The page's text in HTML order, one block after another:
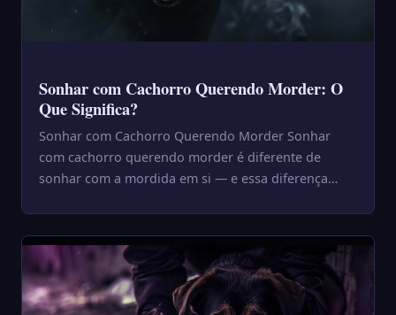
Sonhar com Cachorro Querendo Morder: O
Que Significa?
Sonhar com Cachorro Querendo Morder Sonhar
com cachorro querendo morder é diferente de
sonhar com a mordida em si — e essa diferença